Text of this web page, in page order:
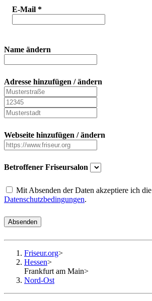
E-Mail *
Name ändern
Adresse hinzufügen / ändern
Webseite hinzufügen / ändern
Betroffener Friseursalon
Mit Absenden der Daten akzeptiere ich die
Datenschutzbedingungen.
Absenden
Friseur.org>
Hessen>
Frankfurt am Main>
Nord-Ost